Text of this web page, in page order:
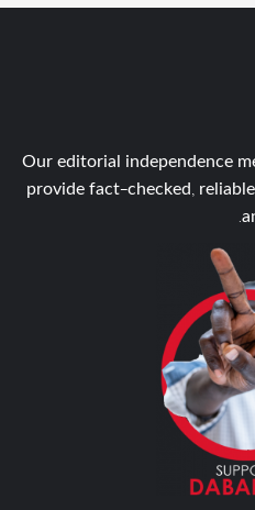
Our editorial independence
provide fact-checked,